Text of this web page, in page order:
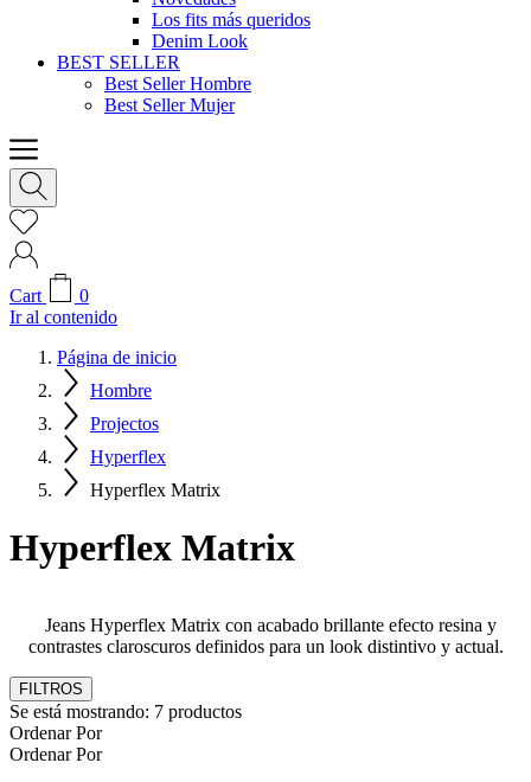
Los fits más queridos
Denim Look
BEST SELLER
Best Seller Hombre
Best Seller Mujer
Cart
0
Ir al contenido
Página de inicio
Hombre
Projectos
Hyperflex
Hyperflex Matrix
Hyperflex Matrix
Jeans Hyperflex Matrix con acabado brillante efecto resina y
contrastes claroscuros definidos para un look distintivo y actual.
FILTROS
Se está mostrando: 7 productos
Ordenar Por
Ordenar Por